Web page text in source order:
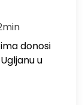
donosi
u